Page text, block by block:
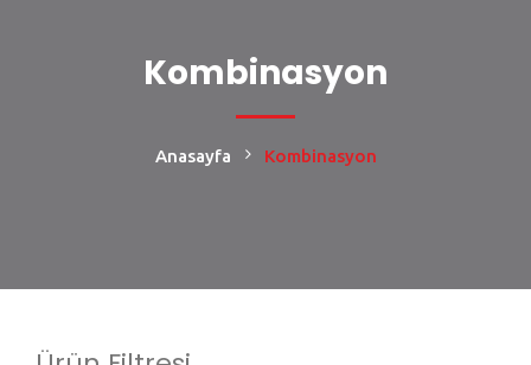
Kombinasyon
Anasayfa Kombinasyon